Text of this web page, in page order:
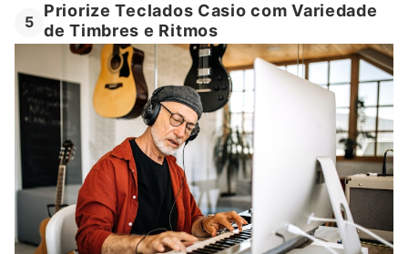
5
Priorize Teclados Casio com Variedade
de Timbres e Ritmos